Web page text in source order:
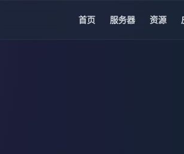
首页 服务器 资源